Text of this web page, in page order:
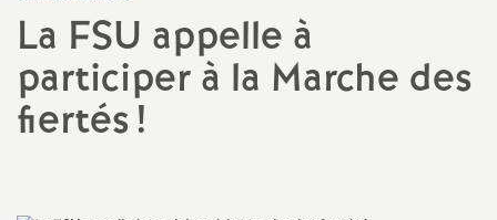
t
La FSU appelle à
participer à la Marche des
fiertés!